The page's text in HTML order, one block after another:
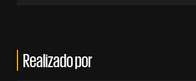
Realizado por